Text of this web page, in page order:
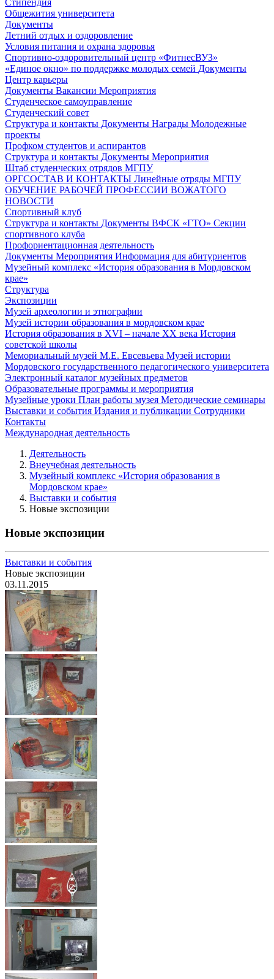
Общежития университета
Документы
Летний отдых и оздоровление
Условия питания и охрана здоровья
Спортивно-оздоровительный центр «ФитнесВУЗ»
«Единое окно» по поддержке молодых семей Документы
Центр карьеры
Документы Вакансии Мероприятия
Студенческое самоуправление
Студенческий совет
Структура и контакты Документы Награды Молодежные
проекты
Профком студентов и аспирантов
Структура и контакты Документы Мероприятия
Штаб студенческих отрядов МГПУ
ОРГСОСТАВ И КОНТАКТЫ Линейные отряды МГПУ
ОБУЧЕНИЕ РАБОЧЕЙ ПРОФЕССИИ ВОЖАТОГО
НОВОСТИ
Спортивный клуб
Структура и контакты Документы ВФСК «ГТО» Секции
спортивного клуба
Профориентационная деятельность
Документы Мероприятия Информация для абитуриентов
Музейный комплекс «История образования в Мордовском
крае»
Структура
Экспозиции
Музей археологии и этнографии
Музей истории образования в мордовском крае
История образования в XVI – начале XX века История
советской школы
Мемориальный музей М.Е. Евсевьева Музей истории
Мордовского государственного педагогического университета
Электронный каталог музейных предметов
Образовательные программы и мероприятия
Музейные уроки План работы музея Методические семинары
Выставки и события Издания и публикации Сотрудники
Контакты
Международная деятельность
Деятельность
Внеучебная деятельность
Музейный комплекс «История образования в
Мордовском крае»
Выставки и события
Новые экспозиции
Новые экспозиции
Выставки и события
Новые экспозиции
03.11.2015